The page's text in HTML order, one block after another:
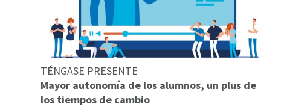
TÉNGASE PRESENTE
Mayor autonomía de los alumnos, un plus de
los tiempos de cambio